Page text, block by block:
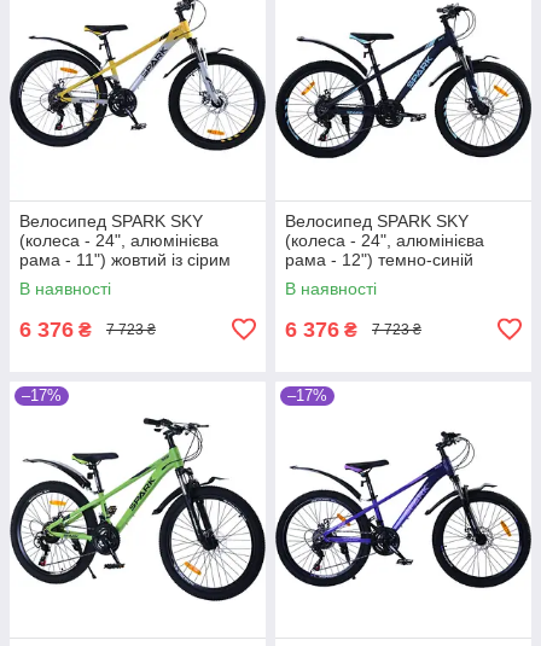
Велосипед SPARK SKY
(колеса - 24", алюмінієва
рама - 11") жовтий із сірим
В наявності
6 376 ₴ 7 723 ₴
Велосипед SPARK SKY
(колеса - 24", алюмінієва
рама - 12") темно-синій
В наявності
6 376 ₴ 7 723 ₴
–17% –17%